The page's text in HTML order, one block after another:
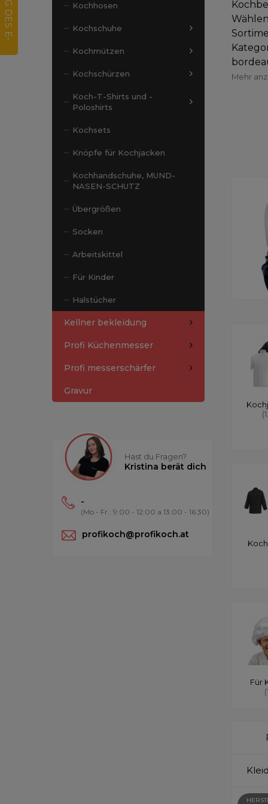
Kochhosen
Kochschuhe
Kochmützen
Kochschürzen
Koch-T-Shirts und -
Poloshirts
Kochsets
Knöpfe für Kochjacken
Kochhandschuhe, MUND-
NASEN-SCHUTZ
Übergrößen
Socken
Arbeitskittel
Für Kinder
Halstücher
Kellner bekleidung
Profi Küchenmesser
Profi messerschärfer
Gravur
Hast du Fragen?
Kristina berät dich
-
(Mo - Fr.: 9:00 - 12:00 a 13:00 - 16:30)
profikoch@profikoch.at
Mehr
Für